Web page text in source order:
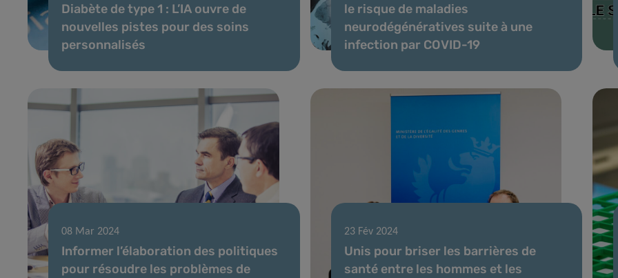
Diabète de type 1 : L’IA ouvre de
nouvelles pistes pour des soins
personnalisés
le risque de maladies
neurodégénératives suite à une
infection par COVID-19
08 Mar 2024
Informer l’élaboration des politiques
pour résoudre les problèmes de
23 Fév 2024
Unis pour briser les barrières de
santé entre les hommes et les